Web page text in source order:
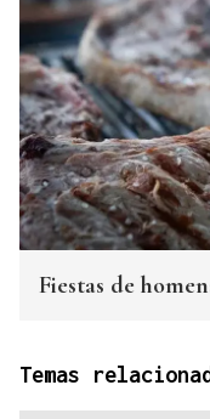
Fiestas de
Temas